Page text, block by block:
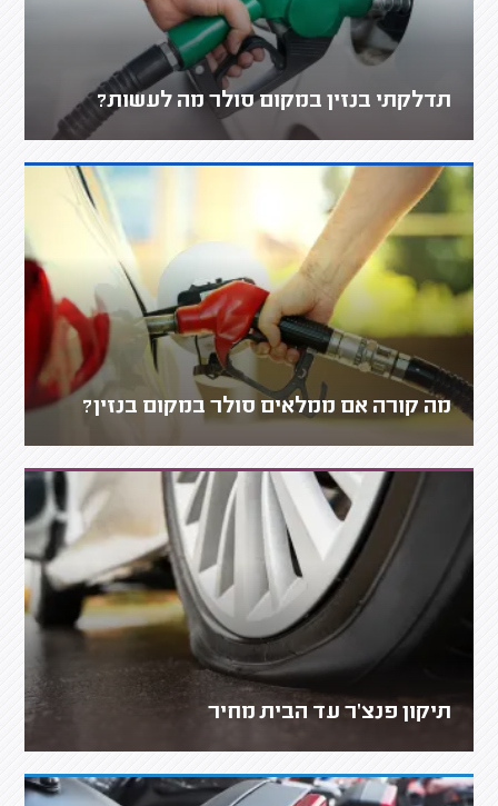
תדלקתי בנזין במקום סולר מה לעשות?
מה קורה אם ממלאים סולר במקום בנזין?
תיקון פנצ'ר עד הבית מחיר